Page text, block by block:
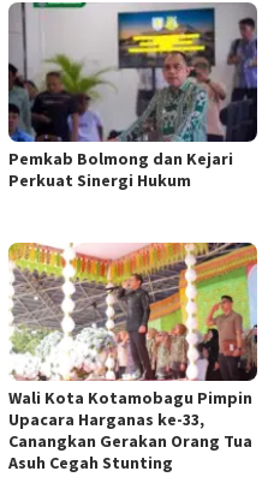
Pemkab Bolmong dan Kejari
Perkuat Sinergi Hukum
Wali Kota Kotamobagu Pimpin
Upacara Harganas ke-33,
Canangkan Gerakan Orang Tua
Asuh Cegah Stunting